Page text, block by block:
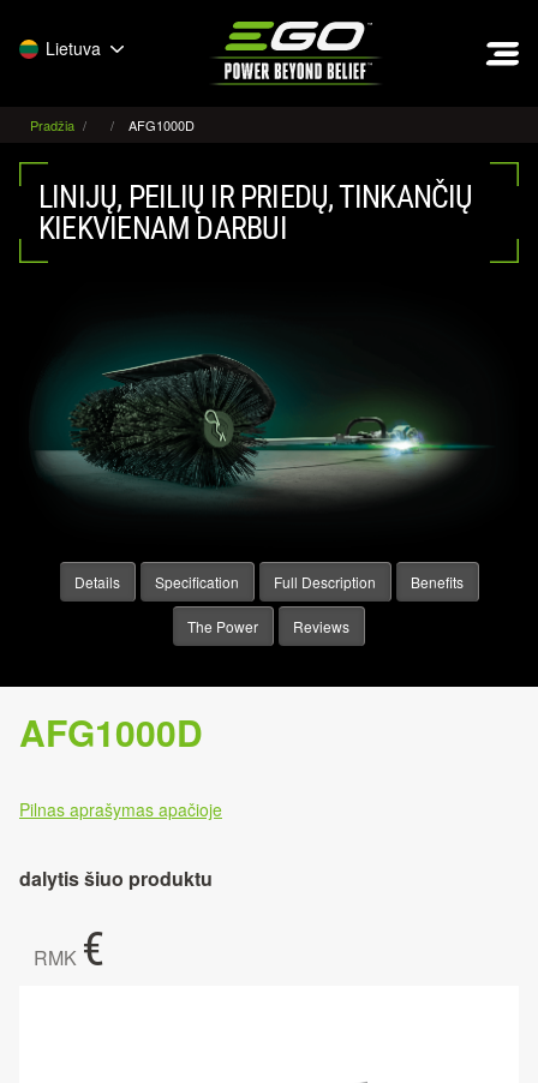
Lietuva
Pradžia AFG1000D
LINIJŲ, PEILIŲ IR PRIEDŲ, TINKANČIŲ
KIEKVIENAM DARBUI
Details Specification Full Description Benefits
The Power Reviews
AFG1000D
Pilnas aprašymas apačioje
dalytis šiuo produktu
RMK €